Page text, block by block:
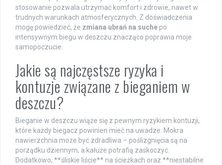
stosowanie pozwala utrzymać komfort i zdrowie, nawet w
trudnych warunkach atmosferycznych. Z doświadczenia
mogę powiedzieć, że zmiana ubrań na suche po
intensywnym biegu w deszczu znacząco poprawia moje
samopoczucie.
Jakie są najczęstsze ryzyka i
kontuzje związane z bieganiem w
deszczu?
Bieganie w deszczu wiąże się z pewnym ryzykiem kontuzji,
które każdy biegacz powinien mieć na uwadze. Mokra
nawierzchnia może być zdradliwa – poślizgnięcia są na
porządku dziennym, a kałuże potrafią zaskoczyć.
Dodatkowo, **śliskie liście** na ścieżkach oraz **niestabilne